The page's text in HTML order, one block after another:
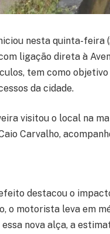
nesta quinta-feira
ligação direta à
tem como
da cidade.
visitou o local na
Carvalho,
destacou o
o motorista leva em
nova alça, a